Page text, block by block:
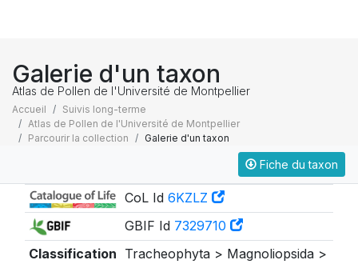
Galerie d'un taxon
Atlas de Pollen de l'Université de Montpellier
Accueil
Suivis long-terme
Atlas de Pollen de l'Université de Montpellier
Parcourir la collection
Galerie d'un taxon
Fiche du taxon
CoL Id 6KZLZ
GBIF Id 7329710
Classification Tracheophyta > Magnoliopsida >